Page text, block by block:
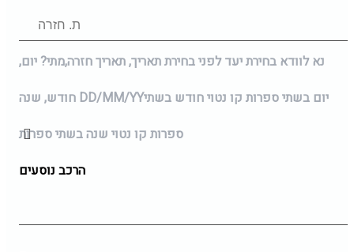
נא לוודא בחירת יעד לפני בחירת תאריך,תאריך חזרה,מתי? יום,
DD/MM/YYיום בשתי ספרות קו נטוי חודש בשתי
ספרות קו נטוי שנה בשתי ספרות
הרכב נוסעים